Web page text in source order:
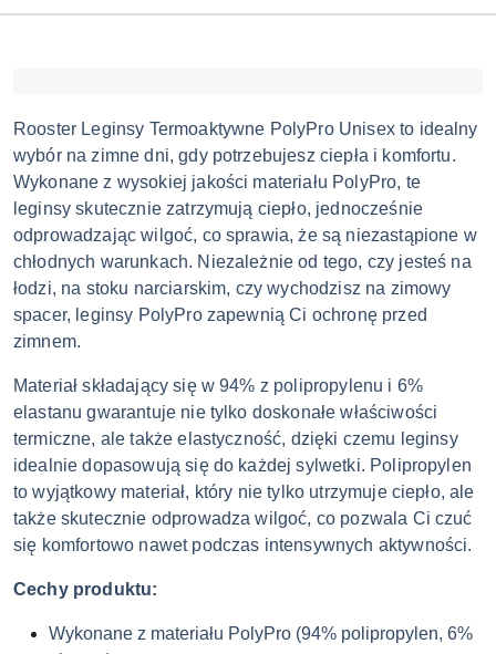
Rooster Leginsy Termoaktywne PolyPro Unisex to idealny
wybór na zimne dni, gdy potrzebujesz ciepła i komfortu.
Wykonane z wysokiej jakości materiału PolyPro, te
leginsy skutecznie zatrzymują ciepło, jednocześnie
odprowadzając wilgoć, co sprawia, że są niezastąpione w
chłodnych warunkach. Niezależnie od tego, czy jesteś na
łodzi, na stoku narciarskim, czy wychodzisz na zimowy
spacer, leginsy PolyPro zapewnią Ci ochronę przed
zimnem.
Materiał składający się w 94% z polipropylenu i 6%
elastanu gwarantuje nie tylko doskonałe właściwości
termiczne, ale także elastyczność, dzięki czemu leginsy
idealnie dopasowują się do każdej sylwetki. Polipropylen
to wyjątkowy materiał, który nie tylko utrzymuje ciepło, ale
także skutecznie odprowadza wilgoć, co pozwala Ci czuć
się komfortowo nawet podczas intensywnych aktywności.
Cechy produktu:
Wykonane z materiału PolyPro (94% polipropylen, 6%